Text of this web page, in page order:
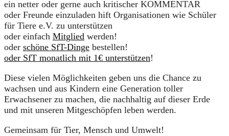
ein netter oder gerne auch kritischer KOMMENTAR
oder Freunde einzuladen hift Organisationen wie Schüler
für Tiere e.V. zu unterstützen
oder einfach Mitglied werden!
oder schöne SfT-Dinge bestellen!
oder SfT monatlich mit 1€ unterstützen!
Diese vielen Möglichkeiten geben uns die Chance zu
wachsen und aus Kindern eine Generation toller
Erwachsener zu machen, die nachhaltig auf dieser Erde
und mit unseren Mitgeschöpfen leben werden.
Gemeinsam für Tier, Mensch und Umwelt!